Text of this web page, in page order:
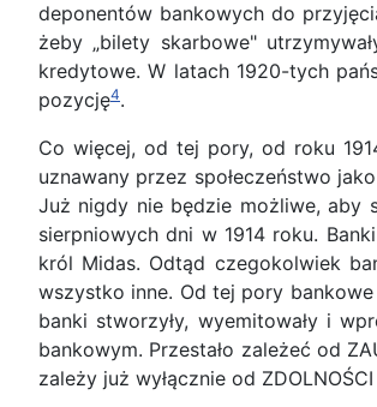
deponentów bankowych do
żeby „bilety skarbowe"
kredytowe. W latach 1920-tych
pozycję4.
Co więcej, od tej pory, od roku
uznawany przez społeczeństwo
Już nigdy nie będzie możliwe, aby
sierpniowych dni w 1914 roku.
król Midas. Odtąd czegokolwiek
wszystko inne. Od tej pory bankowe
banki stworzyły, wyemitowały i
bankowym. Przestało zależeć od
zależy już wyłącznie od ZDOLNOŚCI